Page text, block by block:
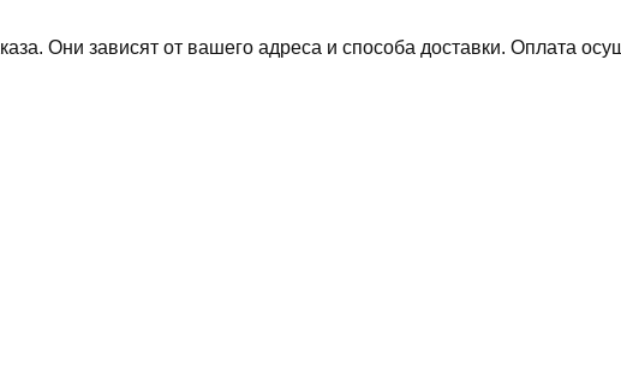
Они зависят от вашего адреса и способа доставки. Оплата